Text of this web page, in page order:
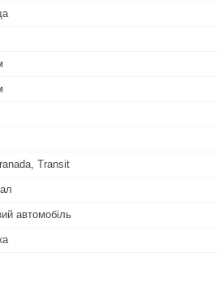
Transit
автомобіль